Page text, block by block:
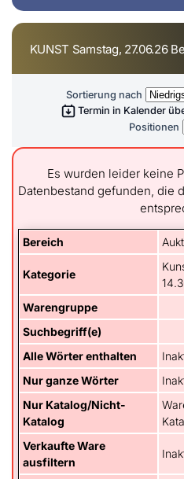
KUNST Samstag, 27.06.26
Sortierung nach
Termin in Kalender
Positionen
Es wurden leider keine
Datenbestand gefunden, die
Bereich
Kategorie
Warengruppe
Suchbegriff(e)
Alle Wörter enthalten
Nur ganze Wörter
Nur Katalog/Nicht-
Katalog
Verkaufte Ware
ausfiltern